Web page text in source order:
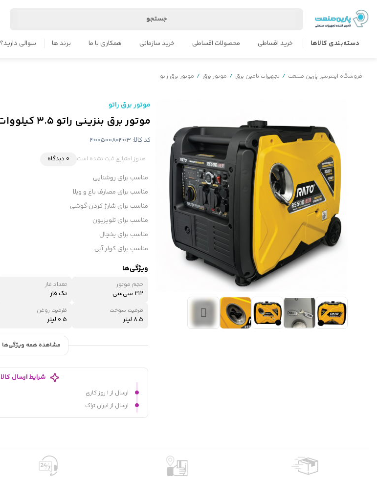
جستجو
دسته‌بندی کالاها خرید اقساطی محصولات اقساطی خرید سازمانی همکاری با ما برند ها سوالی دارید؟
فروشگاه اینترنتی پارین صنعت / تجهیزات تامین برق / موتور برق / موتور برق راتو
موتور برق راتو
موتور برق بنزینی راتو ۳.۵ کیلووات مدل R5500ISER اینورتر سوپر سایلنت
کد کالا: 40050080403
هنوز امتیازی ثبت نشده است 0 دیدگاه
مناسب برای روشنایی
مناسب برای مصارف باغ و ویلا
مناسب برای شارژ کردن گوشی
مناسب برای تلویزیون
مناسب برای یخچال
مناسب برای کولر آبی
ویژگی‌ها
حجم موتور
212 سی‌سی
تعداد فاز
تک فاز
ظرفیت سوخت
8.5 لیتر
ظرفیت روغن
0.5 لیتر
مشاهده همه ویژگی‌ها
شرایط ارسال کالا
ارسال از ۱ روز کاری
ارسال از ایران تراک